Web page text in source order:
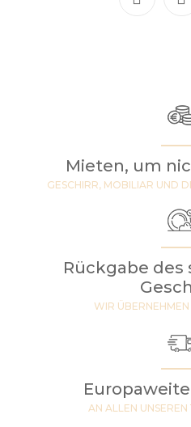
Mieten, um
GESCHIRR, MOBILIAR UND
Rückgabe
WIR
AN ALLEN